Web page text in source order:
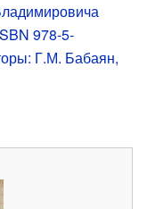
978-5-
Г.М. Бабаян,